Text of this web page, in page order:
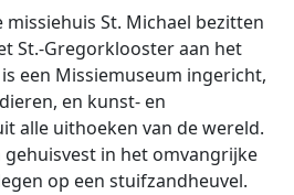
St. Michael bezitten
St.-Gregorklooster aan het
een Missiemuseum ingericht,
en kunst- en
alle uithoeken van de wereld.
gehuisvest in het omvangrijke
op een stuifzandheuvel.